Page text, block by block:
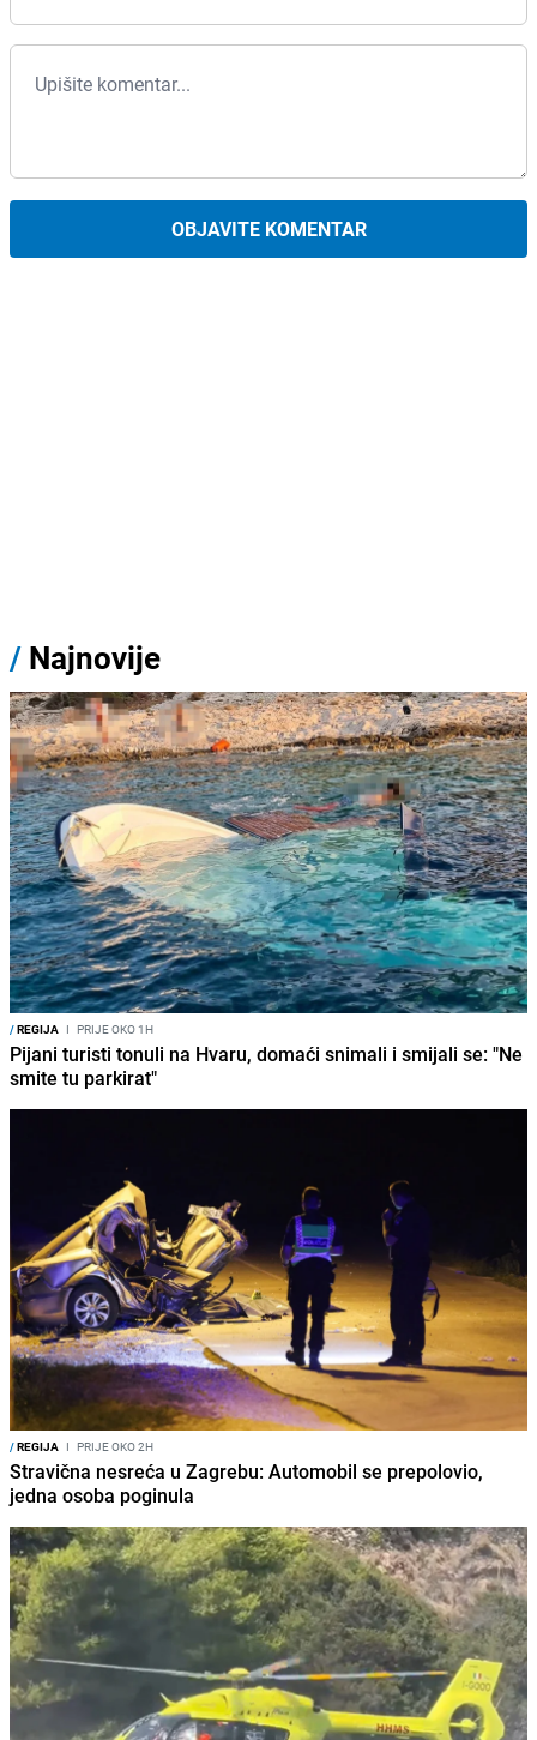
OBJAVITE KOMENTAR
/ Najnovije
/REGIJA I PRIJE OKO 1H
Pijani turisti tonuli na Hvaru, domaći snimali i smijali se: "Ne
smite tu parkirat"
/REGIJA I PRIJE OKO 2H
Stravična nesreća u Zagrebu: Automobil se prepolovio,
jedna osoba poginula